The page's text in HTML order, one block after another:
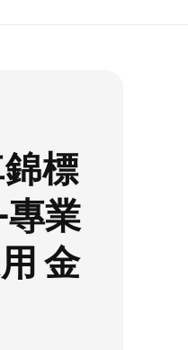
錦標
專業
金